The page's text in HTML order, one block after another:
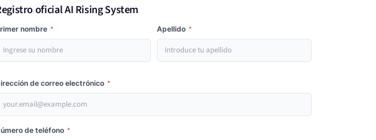
oficial AI Rising System
nombre * Apellido *
de correo electrónico *
de teléfono *